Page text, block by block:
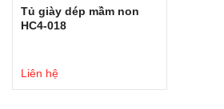
Tủ giày dép mầm non
HC4-018
Liên hệ